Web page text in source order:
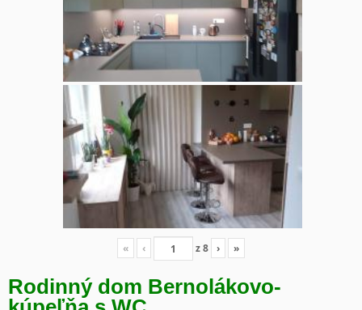
« ‹ z8 › »
Rodinný dom Bernolákovo-